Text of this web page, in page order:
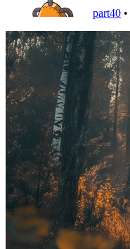
part40 •